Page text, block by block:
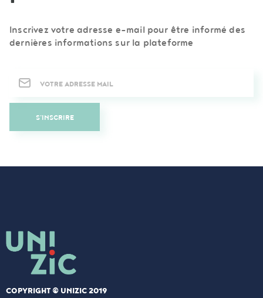
Inscrivez votre adresse e-mail pour être informé des
dernières informations sur la plateforme
S'INSCRIRE
COPYRIGHT © UNIZIC 2019